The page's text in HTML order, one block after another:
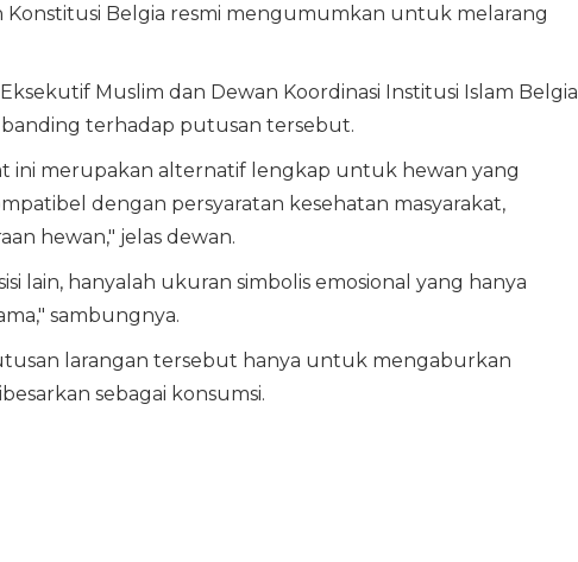
Konstitusi Belgia resmi mengumumkan untuk melarang
Muslim dan Dewan Koordinasi Institusi Islam Belgia
terhadap putusan tersebut.
ini merupakan alternatif lengkap untuk hewan yang
dengan persyaratan kesehatan masyarakat,
hewan," jelas dewan.
lain, hanyalah ukuran simbolis emosional yang hanya
sambungnya.
larangan tersebut hanya untuk mengaburkan
sebagai konsumsi.